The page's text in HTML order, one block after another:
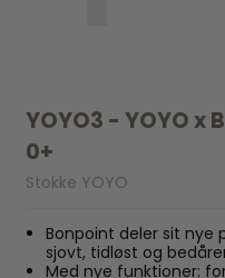
YOYO3 - YOYO
0+
Stokke YOYO
Bonpoint deler sit nye
sjovt, tidløst og
Med nye funktioner: